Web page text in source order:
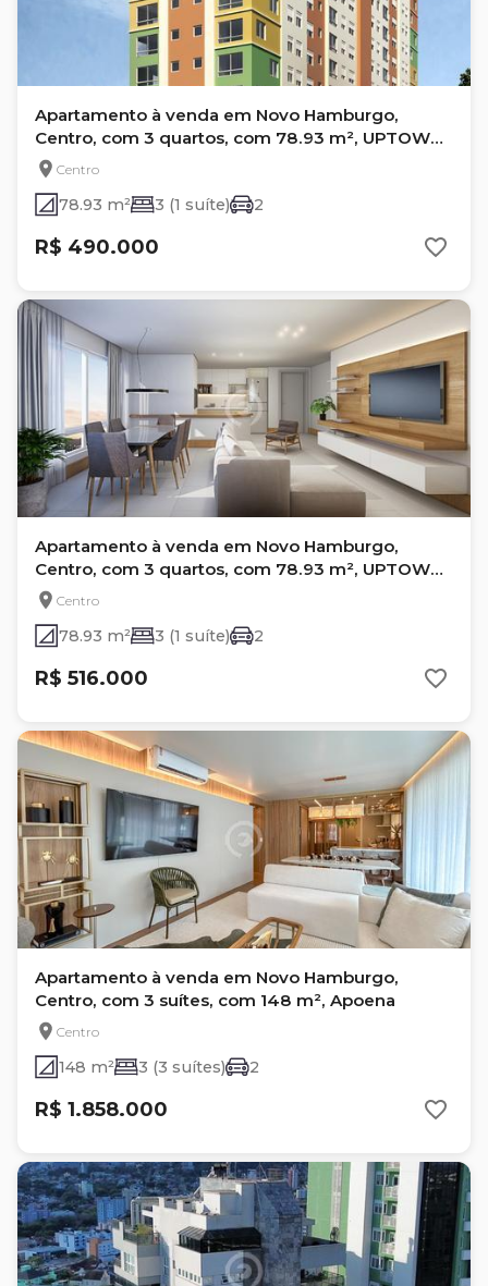
Apartamento à venda em Novo Hamburgo,
Centro, com 3 quartos, com 78.93 m², UPTOWN
RESIDENCE
Centro
78.93 m² 3 (1 suíte) 2
R$ 490.000
Apartamento à venda em Novo Hamburgo,
Centro, com 3 quartos, com 78.93 m², UPTOWN
RESIDENCE
Centro
78.93 m² 3 (1 suíte) 2
R$ 516.000
Apartamento à venda em Novo Hamburgo,
Centro, com 3 suítes, com 148 m², Apoena
Centro
148 m² 3 (3 suítes) 2
R$ 1.858.000